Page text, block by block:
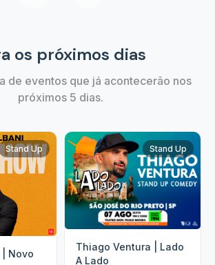
os próximos dias
de eventos que já acontecerão nos
próximos 5 dias.
Stand Up
| Novo
Stand Up
Thiago Ventura | Lado
A Lado